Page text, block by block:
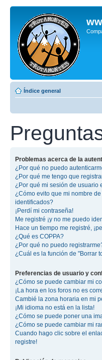
Índice general
Problemas acerca de la
¿Por qué no puedo
¿Por qué me tengo que
¿Por qué mi sesión de usuario
¿Cómo evito que mi nombre
identificados?
¡Perdí mi contraseña!
Me registré ¡y no me puedo
Hace un tiempo me registré,
¿Qué es COPPA?
¿Por qué no puedo
¿Cuál es la función de "Borrar
Preferencias de usuario y
¿Cómo se puede cambiar mi
¡La hora en los foros no es
Cambié la zona horaria en mi
¡Mi idioma no está en la lista!
¿Cómo se puede poner una
¿Cómo se puede cambiar mi
Cuando hago clic sobre el
registre!